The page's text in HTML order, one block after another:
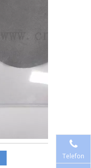
Telefon